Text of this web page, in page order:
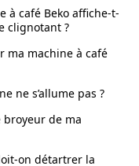
à café Beko affiche-t-
clignotant ?
ma machine à café
ne s’allume pas ?
de ma
on détartrer la